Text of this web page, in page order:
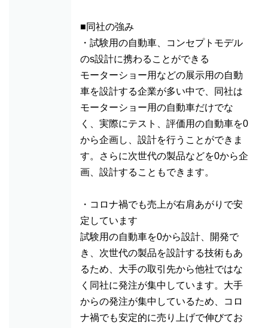
■同社の強み
・試験用の自動車、コンセプトモデル
のs設計に携わることができる
モーターショー用などの展示用の自動
車を設計する企業が多い中で、同社は
モーターショー用の自動車だけでな
く、実際にテスト、評価用の自動車を0
から企画し、設計を行うことができま
す。さらに次世代の製品などを0から企
画、設計することもできます。
・コロナ禍でも売上が右肩あがりで安
定しています
試験用の自動車を0から設計、開発で
き、次世代の製品を設計する技術もあ
るため、大手の取引先から他社ではな
く同社に発注が集中しています。大手
からの発注が集中しているため、コロ
ナ禍でも安定的に売り上げで伸びてお